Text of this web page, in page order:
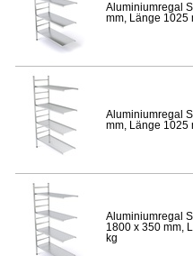
Aluminiumregal
mm, Länge 1025
Aluminiumregal
mm, Länge 1025
Aluminiumregal
1800 x 350 mm,
kg